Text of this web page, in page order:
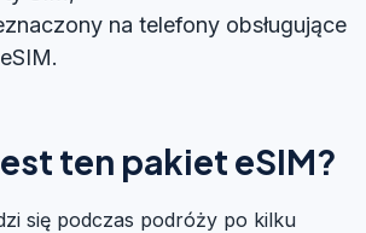
na telefony obsługujące
ten pakiet eSIM?
się podczas podróży po kilku